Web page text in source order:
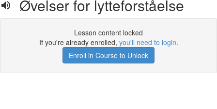
Øvelser for lytteforståelse
Lesson content locked
If you're already enrolled, you'll need to login.
Enroll in Course to Unlock